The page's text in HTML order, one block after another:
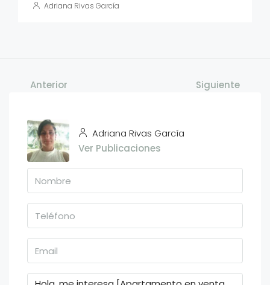
Adriana Rivas García
Anterior Siguiente
Adriana Rivas García
Ver Publicaciones